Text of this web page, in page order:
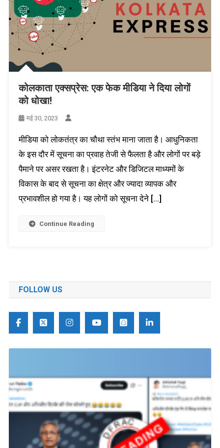
कोलकाता एक्सप्रेस: एक फेक मीडिया ने दिया लोगों
को धोखा!
मई 30, 2023
मीडिया को लोकतंत्र का चौथा स्तंभ माना जाता है। आधुनिकता
के इस दौर में सूचना का प्रवाह तेजी से फैलता है और लोगों पर बड़े
पैमाने पर असर रखता है। इंटरनेट और डिजिटल माध्यमों के
विकास के बाद से सूचना का क्षेत्र और ज्यादा व्यापक और
प्रभावशील हो गया है। यह लोगों को सूचना देने […]
Continue Reading
FOLLOW US